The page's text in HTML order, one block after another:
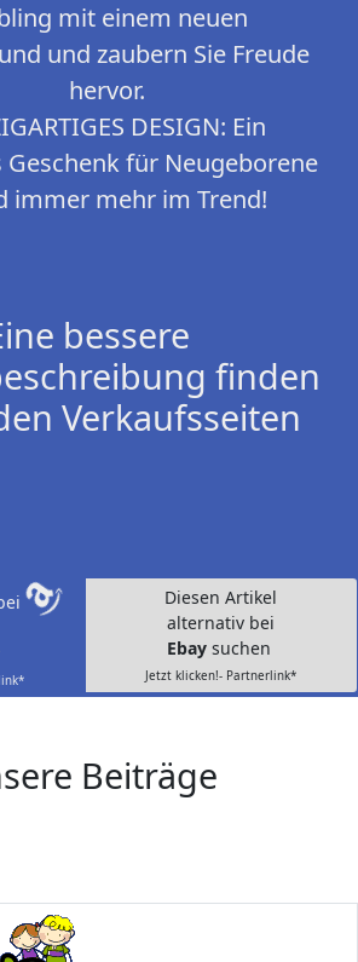
mit einem neuen
und zaubern Sie Freude
hervor.
DESIGN: Ein
für Neugeborene
immer mehr im Trend!
bessere
finden
Verkaufsseiten
Diesen Artikel
alternativ bei
Ebay suchen
Jetzt klicken!- Partnerlink*
Beiträge